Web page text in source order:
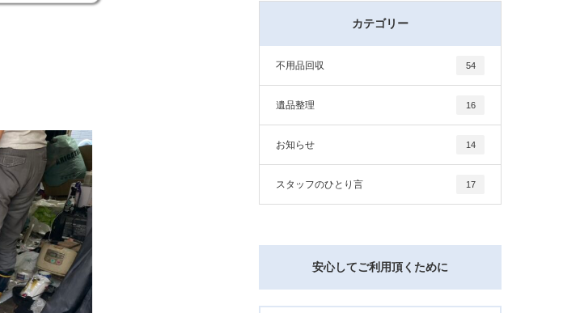
カテゴリー
不用品回収 54
遺品整理 16
お知らせ 14
スタッフのひとり言 17
安心してご利用頂くために